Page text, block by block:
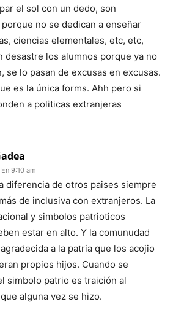
el sol con un dedo, son
no se dedican a enseñar
ciencias elementales, etc, etc,
desastre los alumnos porque ya no
se lo pasan de excusas en excusas.
es la única forms. Ahh pero si
a politicas extranjeras
9:10 am
diferencia de otros paises siempre
de inclusiva con extranjeros. La
y simbolos patrioticos
estar en alto. Y la comunudad
a la patria que los acojio
propios hijos. Cuando se
simbolo patrio es traición al
alguna vez se hizo.